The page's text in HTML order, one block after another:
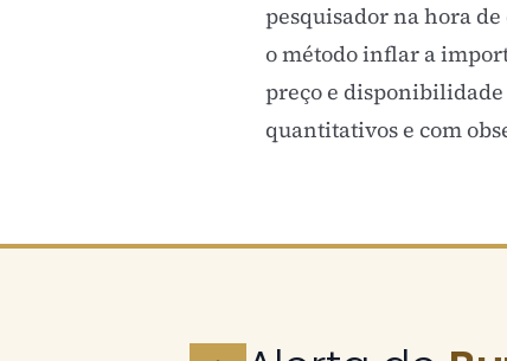
pesquisador na hora
o método inflar a
preço e
quantitativos e com